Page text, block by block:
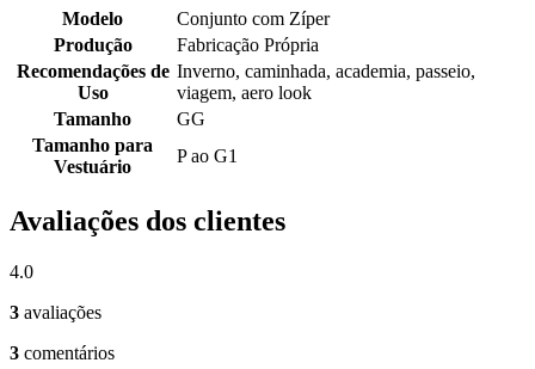
Modelo
Conjunto com Zíper
Produção
Fabricação Própria
Recomendações de
Uso
Inverno, caminhada, academia, passeio,
viagem, aero look
Tamanho
GG
Tamanho para
Vestuário
P ao G1
Avaliações dos clientes
4.0
3 avaliações
3 comentários